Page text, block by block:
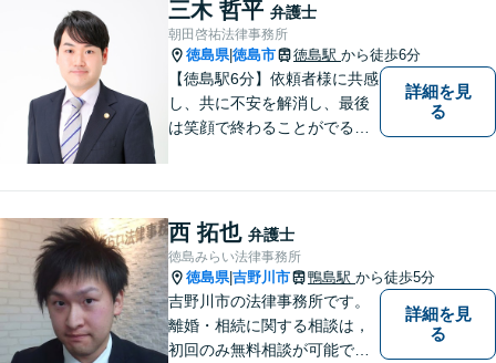
き、最適な解決方法をご提案
いたします。
三木 哲平 弁護士
朝田啓祐法律事務所
徳島県|徳島市 徳島駅 から徒歩6分
【徳島駅6分】依頼者様に共感
し、共に不安を解消し、最後
は笑顔で終わることがでるよ
相談にのっています。 まずは
ご相談ください。
詳細を見
る
西 拓也 弁護士
徳島みらい法律事務所
徳島県|吉野川市 鴨島駅 から徒歩5分
吉野川市の法律事務所です。
離婚・相続に関する相談は，
初回のみ無料相談が可能です
詳細を見
る